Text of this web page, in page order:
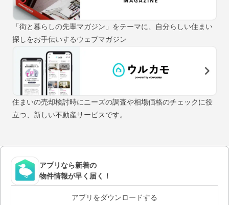
「街と暮らしの先輩マガジン」をテーマに、自分らしい住まい
探しをお手伝いするウェブマガジン
住まいの売却検討時にニーズの調査や相場価格のチェックに役
立つ、新しい不動産サービスです。
アプリなら新着の
物件情報が早く届く！
アプリをダウンロードする